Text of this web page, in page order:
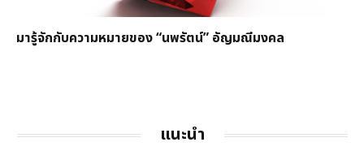
มารู้จักกับความหมายของ “นพรัตน์” อัญมณีมงคล
แนะนำ